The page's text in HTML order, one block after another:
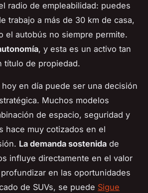
radio de empleabilidad: puedes
trabajo a más de 30 km de casa,
el autobús no siempre permite.
, y esta es un activo tan
título de propiedad.
hoy en día puede ser una decisión
Muchos modelos
de espacio, seguridad y
hace muy cotizados en el
La demanda sostenida de
influye directamente en el valor
en las oportunidades
de SUVs, se puede Sigue